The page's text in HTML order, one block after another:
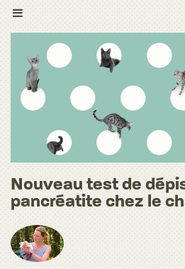
Toggle
Nouveau test de
pancréatite chez le